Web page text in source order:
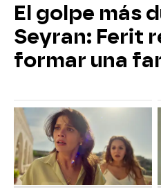
El golpe más
Seyran: Ferit
formar una